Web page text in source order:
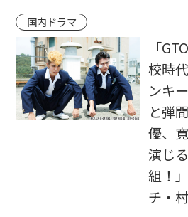
国内ドラマ
「
校時
ンキ
と弾
優、
演じ
組！
チ・